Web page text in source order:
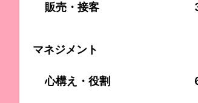
販売・接客
マネジメント
心構え・役割